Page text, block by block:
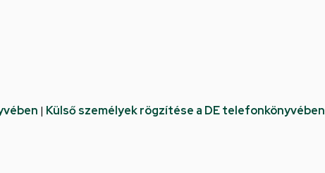
| Külső személyek rögzítése a DE telefonkönyvében